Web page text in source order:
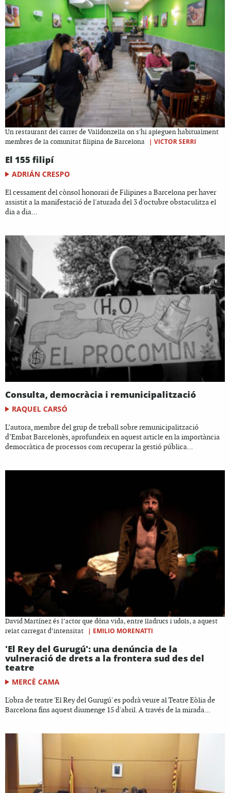
Un restaurant del carrer de Valldonzella on s'hi apleguen habitualment
membres de la comunitat filipina de Barcelona
| VICTOR SERRI
El 155 filipí
ADRIÁN CRESPO
El cessament del cònsol honorari de Filipines a Barcelona per haver
assistit a la manifestació de l'aturada del 3 d'octubre obstaculitza el
dia a dia...
Consulta, democràcia i remunicipalització
RAQUEL CARSÓ
L’autora, membre del grup de treball sobre remunicipalització
d’Embat Barcelonès, aprofundeix en aquest article en la importància
democràtica de processos com recuperar la gestió pública...
David Martínez és l’actor que dóna vida, entre lladrucs i udols, a aquest
relat carregat d’intensitat
| EMILIO MORENATTI
'El Rey del Gurugú': una denúncia de la
vulneració de drets a la frontera sud des del
teatre
MERCÈ CAMA
L'obra de teatre 'El Rey del Gurugú' es podrà veure al Teatre Eòlia de
Barcelona fins aquest diumenge 15 d'abril. A través de la mirada...